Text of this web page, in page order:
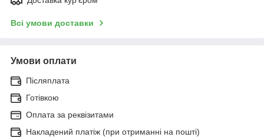
Всі умови доставки
Умови оплати
Післяплата
Готівкою
Оплата за реквізитами
Накладений платіж (при отриманні на пошті)